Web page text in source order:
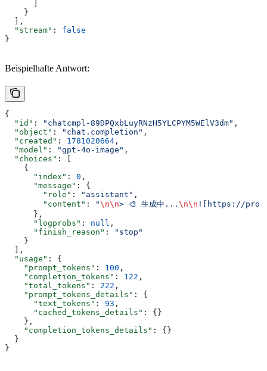
    }
  ],
  "stream"
: false
}
Beispielhafte Antwort:
{
  "id"
: "chatcmpl-89DPQxbLuyRNzH5YLCPYM5WElV3dm" ,
  "object"
: "chat.completion" ,
  "created"
: 1781020664 ,
  "model"
: "gpt-4o-image" ,
  "choices"
: [
    {
      "index"
: 0 ,
      "message"
: {
        "role"
: "assistant" ,
        "content"
: "\n\n> 🎨 生成中... \n\n ![https://
      },
      "logprobs"
: null ,
      "finish_reason"
:
"stop"
    }
  ],
  "usage"
: {
    "prompt_tokens"
: 100 ,
    "completion_tokens"
: 122 ,
    "total_tokens"
: 222 ,
    "prompt_tokens_details"
: {
      "text_tokens"
: 93 ,
      "cached_tokens_details"
: {}
    },
    "completion_tokens_details"
: {}
  }
}